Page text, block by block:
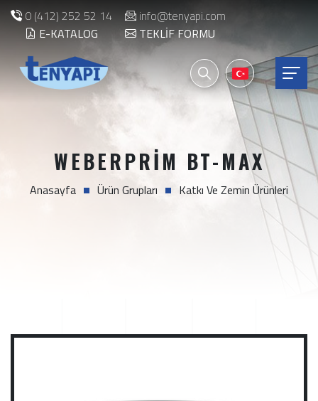
0 (412) 252 52 14
info@tenyapi.com
E-KATALOG
TEKLIF FORMU
WEBERPRIM BT-MAX
Anasayfa Ürün Grupları Katkı Ve Zemin Ürünleri